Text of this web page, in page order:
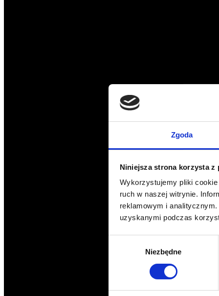
Zgoda
Niniejsza strona korzysta z
Wykorzystujemy pliki
ruch w naszej witrynie.
reklamowym i
uzyskanymi podczas
Niezbędne